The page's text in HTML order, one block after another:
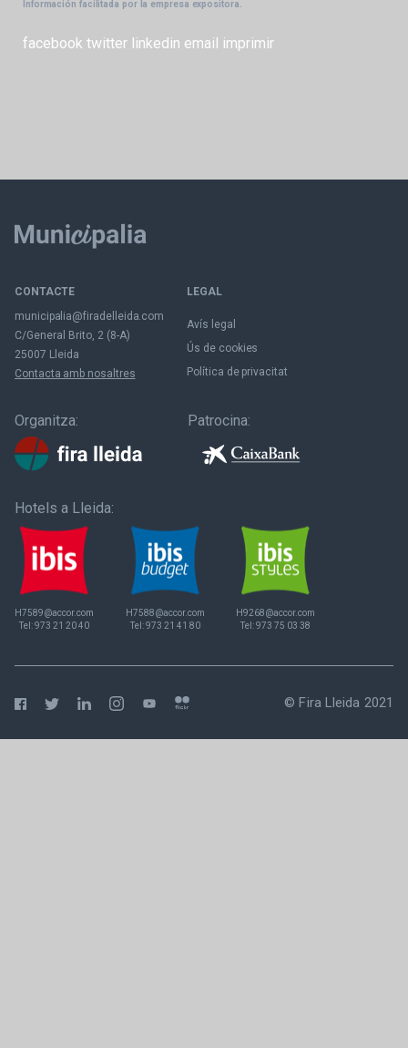
Información facilitada por la empresa expositora.
facebook twitter linkedin email imprimir
CONTACTE
municipalia@firadelleida.com
C/General Brito, 2 (8-A)
25007 Lleida
Contacta amb nosaltres
LEGAL
Avís legal
Ús de cookies
Política de privacitat
Organitza: Patrocina:
Hotels a Lleida:
H7589@accor.com
Tel:973 21 20 40
H7588@accor.com
Tel:973 21 41 80
H9268@accor.com
Tel:973 75 03 38
© Fira Lleida 2021